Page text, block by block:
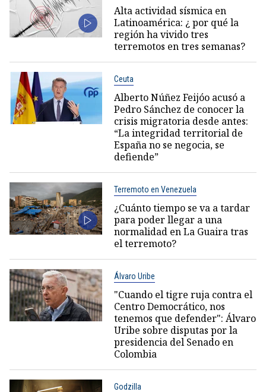
Alta actividad sísmica en
Latinoamérica: ¿ por qué la
región ha vivido tres
terremotos en tres semanas?
Ceuta
Alberto Núñez Feijóo acusó a
Pedro Sánchez de conocer la
crisis migratoria desde antes:
“La integridad territorial de
España no se negocia, se
defiende”
Terremoto en Venezuela
¿Cuánto tiempo se va a tardar
para poder llegar a una
normalidad en La Guaira tras
el terremoto?
Álvaro Uribe
"Cuando el tigre ruja contra el
Centro Democrático, nos
tenemos que defender": Álvaro
Uribe sobre disputas por la
presidencia del Senado en
Colombia
Godzilla